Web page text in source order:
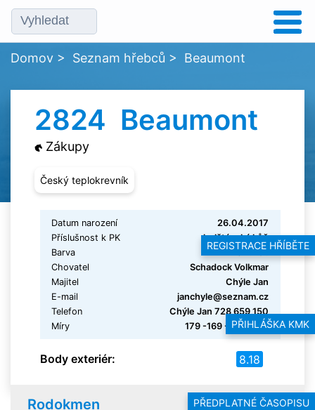
REGISTRACE HŘÍBĚTE
PŘIHLÁŠKA KMK
PŘEDPLATNÉ ČASOPISU
Domov > Seznam hřebců > Beaumont
2824 Beaumont
Zákupy
Český teplokrevník
Datum narození
26.04.2017
Příslušnost k PK
holštýnský kůň
Barva
sm.Běl.
Chovatel
Schadock Volkmar
Majitel
Chýle Jan
E-mail
janchyle@seznam.cz
Telefon
Chýle Jan 728 659 150
Míry
179 -169 -194 -21.8
Body exteriér: 8.18
Rodokmen